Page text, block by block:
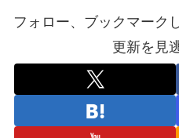
フォロー、ブックマーク
更新を見